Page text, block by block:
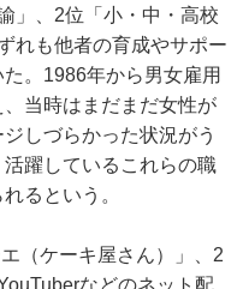
」、2位「小・中・高校
れも他者の育成やサポー
。1986年から男女雇用
当時はまだまだ女性が
しづらかった状況がう
躍しているこれらの職
るという。
（ケーキ屋さん）」、2
などのネット配